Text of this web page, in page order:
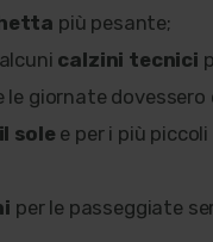
più pesante;
calzini tecnici
le giornate
sole e per i più piccoli
per le passeggiate